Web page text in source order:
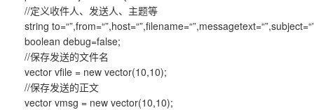
//定义收件人、发送人、主题等
string
boolean debug=false;
//保存发送的文件名
vector vfile = new vector(10,10);
//保存发送的正文
vector vmsg = new vector(10,10);